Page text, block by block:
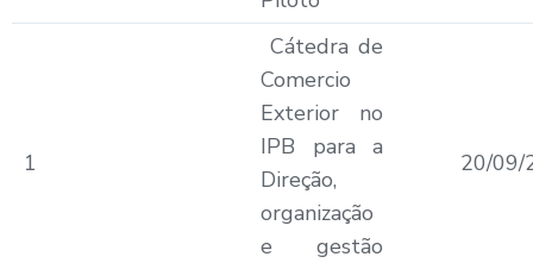
1
Cátedra de
Comercio
Exterior no
IPB para a
Direção,
organização
e gestão
20/09/